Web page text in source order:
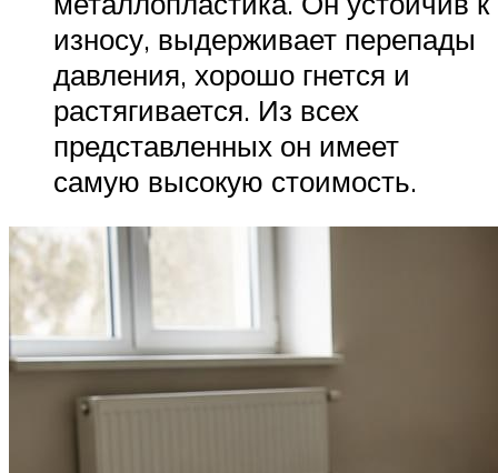
износу, выдерживает перепады
давления, хорошо гнется и
растягивается. Из всех
представленных он имеет
самую высокую стоимость.